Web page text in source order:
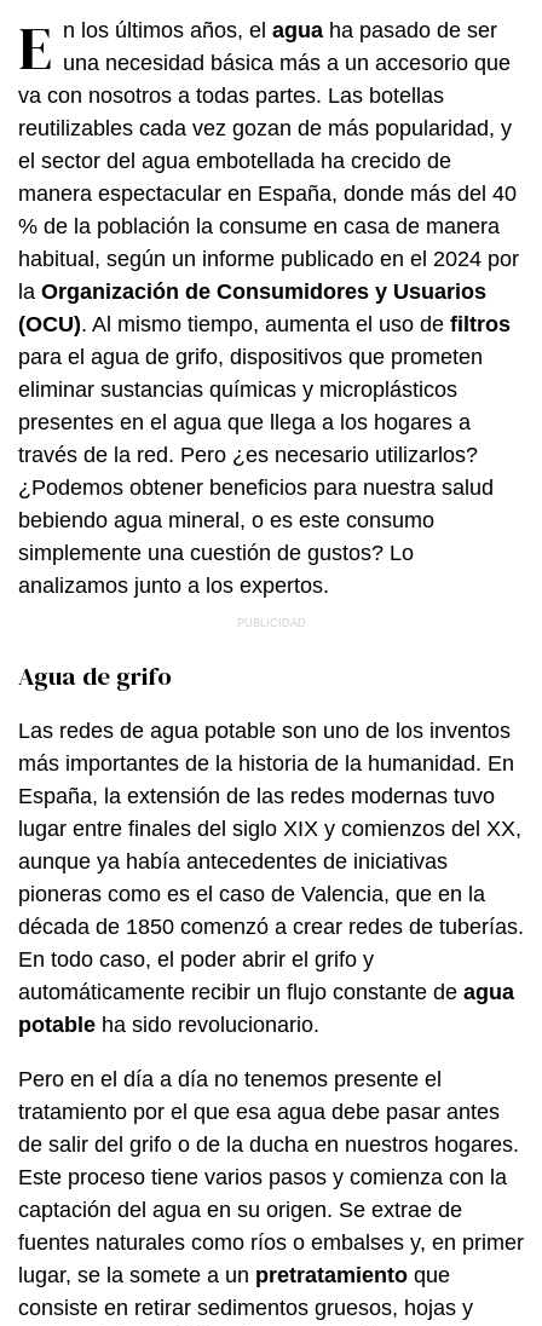
E n los últimos años, el agua ha pasado de ser
una necesidad básica más a un accesorio que
va con nosotros a todas partes. Las botellas
reutilizables cada vez gozan de más popularidad, y
el sector del agua embotellada ha crecido de
manera espectacular en España, donde más del 40
% de la población la consume en casa de manera
habitual, según un informe publicado en el 2024 por
la Organización de Consumidores y Usuarios
(OCU). Al mismo tiempo, aumenta el uso de filtros
para el agua de grifo, dispositivos que prometen
eliminar sustancias químicas y microplásticos
presentes en el agua que llega a los hogares a
través de la red. Pero ¿es necesario utilizarlos?
¿Podemos obtener beneficios para nuestra salud
bebiendo agua mineral, o es este consumo
simplemente una cuestión de gustos? Lo
analizamos junto a los expertos.
Agua de grifo
Las redes de agua potable son uno de los inventos
más importantes de la historia de la humanidad. En
España, la extensión de las redes modernas tuvo
lugar entre finales del siglo XIX y comienzos del XX,
aunque ya había antecedentes de iniciativas
pioneras como es el caso de Valencia, que en la
década de 1850 comenzó a crear redes de tuberías.
En todo caso, el poder abrir el grifo y
automáticamente recibir un flujo constante de agua
potable ha sido revolucionario.
Pero en el día a día no tenemos presente el
tratamiento por el que esa agua debe pasar antes
de salir del grifo o de la ducha en nuestros hogares.
Este proceso tiene varios pasos y comienza con la
captación del agua en su origen. Se extrae de
fuentes naturales como ríos o embalses y, en primer
lugar, se la somete a un pretratamiento que
consiste en retirar sedimentos gruesos, hojas y